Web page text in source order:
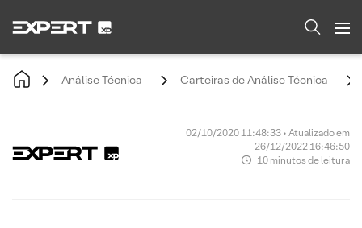
Análise Técnica Carteiras de Análise Técnica
02/10/2020 11:48:33 • Atualizado em
26/12/2022 16:46:50
10 minutos de leitura